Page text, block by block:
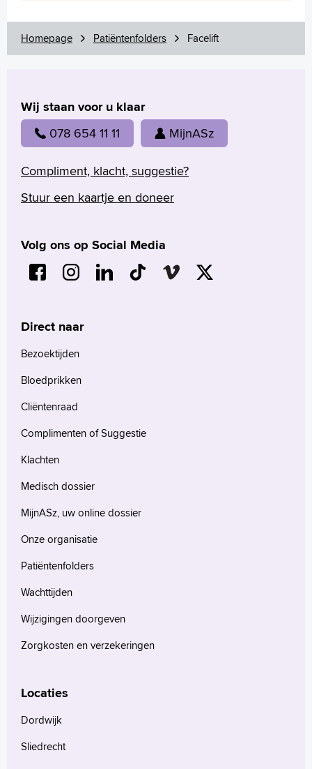
Homepage Patiëntenfolders Facelift
Wij staan voor u klaar
078 654 11 11 MijnASz
Compliment, klacht, suggestie?
Stuur een kaartje en doneer
Volg ons op Social Media
Direct naar
Bezoektijden
Bloedprikken
Cliëntenraad
Complimenten of Suggestie
Klachten
Medisch dossier
MijnASz, uw online dossier
Onze organisatie
Patiëntenfolders
Wachttijden
Wijzigingen doorgeven
Zorgkosten en verzekeringen
Locaties
Dordwijk
Sliedrecht